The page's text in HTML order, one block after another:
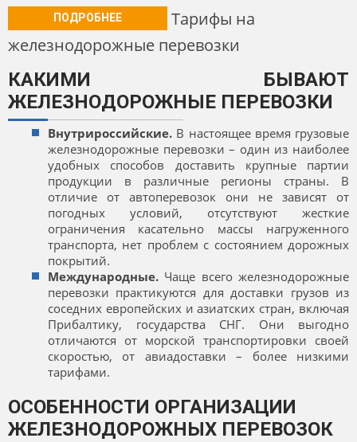
ПОДРОБНЕЕ
Тарифы на
железнодорожные перевозки
КАКИМИ БЫВАЮТ
ЖЕЛЕЗНОДОРОЖНЫЕ ПЕРЕВОЗКИ
Внутрироссийские. В настоящее время грузовые
железнодорожные перевозки – один из наиболее
удобных способов доставить крупные партии
продукции в различные регионы страны. В
отличие от автоперевозок они не зависят от
погодных условий, отсутствуют жесткие
ограничения касательно массы нагруженного
транспорта, нет проблем с состоянием дорожных
покрытий.
Международные. Чаще всего железнодорожные
перевозки практикуются для доставки грузов из
соседних европейских и азиатских стран, включая
Прибалтику, государства СНГ. Они выгодно
отличаются от морской транспортировки своей
скоростью, от авиадоставки – более низкими
тарифами.
ОСОБЕННОСТИ ОРГАНИЗАЦИИ
ЖЕЛЕЗНОДОРОЖНЫХ ПЕРЕВОЗОК